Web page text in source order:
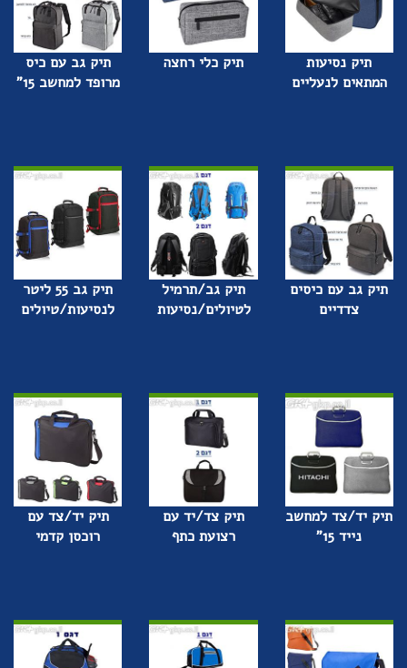
תיק נסיעות
המתאים לנעליים
תיק כלי רחצה
תיק גב עם כיס
מרופד למחשב 15"
תיק גב עם כיסים
צדדיים
תיק גב/תרמיל
לטיולים/נסיעות
תיק גב 55 ליטר
לנסיעות/טיולים
תיק יד/צד למחשב
נייד 15"
תיק צד/יד עם
רצועת כתף
תיק יד/צד עם
רוכסן קדמי